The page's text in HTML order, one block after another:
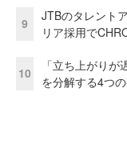
9
JTBのタレント
リア採用で
10
「立ち上がり
を分解する4つ